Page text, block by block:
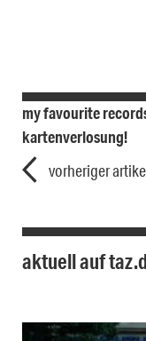
my favourite
kartenverlosung!
vorheriger
aktuell auf